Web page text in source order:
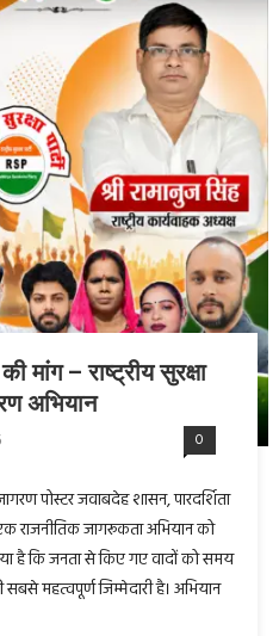
मांग – राष्ट्रीय सुरक्षा
अभियान
0
पोस्टर जवाबदेह शासन, पारदर्शिता
राजनीतिक जागरूकता अभियान को
है कि जनता से किए गए वादों को समय
महत्वपूर्ण जिम्मेदारी है। अभियान